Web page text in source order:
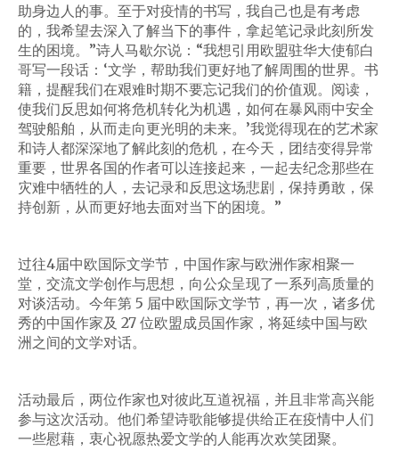
助身边人的事。至于对疫情的书写，我自己也是有考虑
的，我希望去深入了解当下的事件，拿起笔记录此刻所发
生的困境。”诗人马歇尔说：“我想引用欧盟驻华大使郁白
哥写一段话：‘文学，帮助我们更好地了解周围的世界。书
籍，提醒我们在艰难时期不要忘记我们的价值观。阅读，
使我们反思如何将危机转化为机遇，如何在暴风雨中安全
驾驶船舶，从而走向更光明的未来。’我觉得现在的艺术家
和诗人都深深地了解此刻的危机，在今天，团结变得异常
重要，世界各国的作者可以连接起来，一起去纪念那些在
灾难中牺牲的人，去记录和反思这场悲剧，保持勇敢，保
持创新，从而更好地去面对当下的困境。”
过往4届中欧国际文学节，中国作家与欧洲作家相聚一
堂，交流文学创作与思想，向公众呈现了一系列高质量的
对谈活动。今年第 5 届中欧国际文学节，再一次，诸多优
秀的中国作家及 27 位欧盟成员国作家，将延续中国与欧
洲之间的文学对话。
活动最后，两位作家也对彼此互道祝福，并且非常高兴能
参与这次活动。他们希望诗歌能够提供给正在疫情中人们
一些慰藉，衷心祝愿热爱文学的人能再次欢笑团聚。